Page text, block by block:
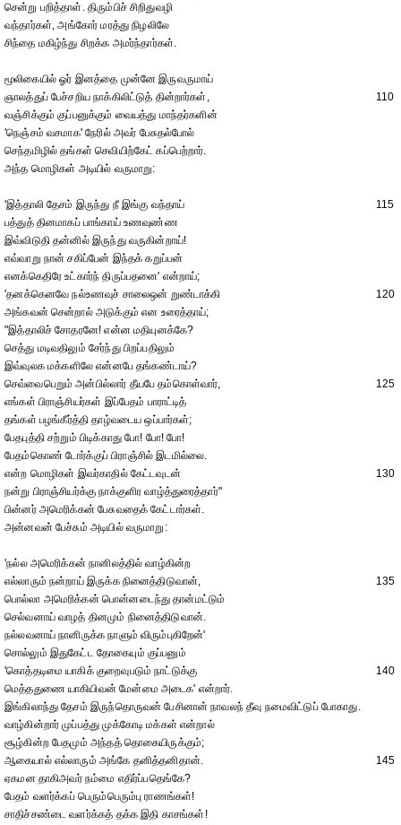
சென்று பறித்தாள். திரும்பிச் சிறிதுவழி
வந்தார்கள், அங்கோர் மரத்து நிழலிலே
சிந்தை மகிழ்ந்து சிறக்க அமர்ந்தார்கள்.
மூலிகையில் ஓர் இனத்தை முன்னே இருவருமாய்
ஞாலத்துப் பேச்சறிய நாக்கிலிட்டுத் தின்றார்கள்,
110
வஞ்சிக்கும் குப்பனுக்கும் வையத்து மாந்தர்களின்
'நெஞ்சம் வசமாக' நேரில் அவர் பேசுதல்போல்
செந்தமிழில் தங்கள் செவியிற்கேட் கப்பெற்றார்.
அந்த மொழிகள் அடியில் வருமாறு:
'இத்தாலி தேசம் இருந்து நீ இங்கு வந்தாய்
115
பத்துத் தினமாகப் பாங்காய் உணவுண்ண
இவ்விடுதி தன்னில் இருந்து வருகின்றாய்!
எவ்வாறு நான் சகிப்பேன் இந்தக் கறுப்பன்
எனக்கெதிரே உட்கார்ந் திருப்பதனை' என்றாய்;
'தனக்கெனவே நல்உணவுச் சாலைஒன் றுண்டாக்கி
120
அங்கவன் சென்றால் அடுக்கும் என உரைத்தாய்;
"இத்தாலிச் சோதரனே! என்ன மதியுனக்கே?
செத்து மடிவதிலும் சேர்ந்து பிறப்பதிலும்
இவ்வுலக மக்களிலே என்னபே தங்கண்டாய்?
செவ்வைபெறும் அன்பில்லார் தீயபே தம்கொள்வார்,
125
எங்கள் பிராஞ்சியர்கள் இப்பேதம் பாராட்டித்
தங்கள் பழங்கீர்த்தி தாழ்வடைய ஒப்பார்கள்;
பேதபுத்தி சற்றும் பிடிக்காது போ! போ! போ!
பேதம்கொண் டோர்க்குப் பிராஞ்சில் இடமில்லை.
என்ற மொழிகள் இவர்காதில் கேட்டவுடன்
130
நன்று பிராஞ்சியர்க்கு நாக்குளிர வாழ்த்துரைத்தார்"
பின்னர் அமெரிக்கன் பேசுவதைக் கேட்டார்கள்.
அன்னவன் பேச்சும் அடியில் வருமாறு:
'நல்ல அமெரிக்கன் நானிலத்தில் வாழ்கின்ற
எல்லாரும் நன்றாய் இருக்க நினைத்திடுவான்,
135
பொல்லா அமெரிக்கன் பொன்னடைந்து தான்மட்டும்
செல்வனாய் வாழத் தினமும் நினைத்திடுவான்.
நல்லவனாய் நானிருக்க நாளும் விரும்புகிறேன்'
சொல்லும் இதுகேட்ட தோகையும் குப்பனும்
'கொத்தடிமை யாகிக் குறைவுபடும் நாட்டுக்கு
140
மெத்ததுணை யாகியிவன் மேன்மை அடைக' என்றார்.
இங்கிலாந்து தேசம் இருந்தொருவன் பேசினான் நாவலந் தீவு நமைவிட்டுப் போகாது.
வாழ்கின்றார் முப்பத்து முக்கோடி மக்கள் என்றால்
சூழ்கின்ற பேதமும் அந்தத் தொகையிருக்கும்;
ஆகையால் எல்லாரும் அங்கே தனித்தனிதான்.
145
ஏகமன தாகிஅவர் நம்மை எதிர்ப்பதெங்கே?
பேதம் வளர்க்கப் பெரும்பெரும்பு ராணங்கள்!
சாதிச்சண்டை வளர்க்கத் தக்க இதி காசங்கள்!